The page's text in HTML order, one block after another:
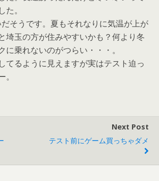
。
そうです。夏もそれなりに気温が上が
埼玉の方が住みやすいかも？何より冬
に乗れないのがつらい・・・。
てるように見えますが実はテスト迫っ
Next Post
テスト前にゲーム買っちゃダメ